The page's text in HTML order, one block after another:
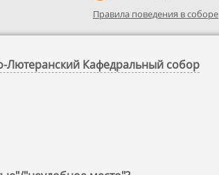
Правила поведения в соборе
Лютеранский Кафедральный собор